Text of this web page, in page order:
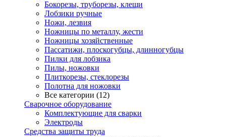
Бокорезы, труборезы, клещи
Лобзики ручные
Ножи, лезвия
Ножницы по металлу, жести
Ножницы хозяйственные
Пассатижи, плоскогубцы, длинногубцы
Пилки для лобзика
Пилы, ножовки
Плиткорезы, стеклорезы
Полотна для ножовки
Все категории (12)
Сварочное оборудование
Комплектующие для сварки
Электроды
Средства защиты труда